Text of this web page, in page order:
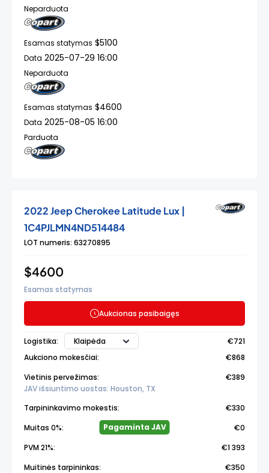
Neparduota
Esamas statymas $5100
Data 2025-07-29 16:00
Neparduota
Esamas statymas $4600
Data 2025-08-05 16:00
Parduota
2022 Jeep Cherokee Latitude Lux |
1C4PJLMN4ND514484
LOT numeris: 63270895
$4600
Esamas statymas
Aukcionas pasibaigęs
Logistika: Klaipėda
€721
Aukciono mokesčiai:
€868
Vietinis pervežimas:
JAV išsiuntimo uostas: Houston, TX
€389
Tarpininkavimo mokestis:
€330
Muitas 0%:
Pagaminta JAV
€0
PVM 21%:
€1 393
Muitinės tarpininkas:
€350